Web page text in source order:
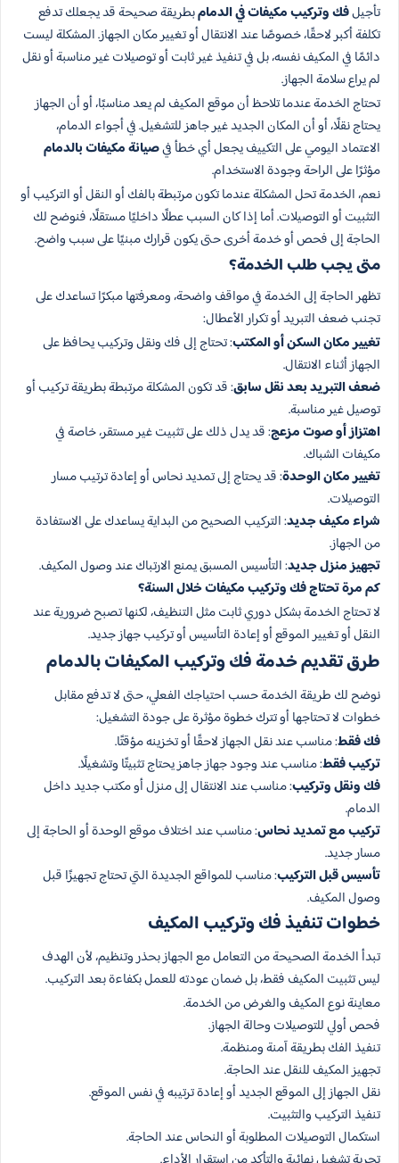
تأجيلفك وتركيب مكيفات في الدمامبطريقة صحيحة قد يجعلك تدفع
تكلفة أكبر لاحقًا، خصوصًا عند الانتقال أو تغيير مكان الجهاز. المشكلة ليست
دائمًا في المكيف نفسه، بل في تنفيذ غير ثابت أو توصيلات غير مناسبة أو نقل
لم يراع سلامة الجهاز.
تحتاج الخدمة عندما تلاحظ أن موقع المكيف لم يعد مناسبًا، أو أن الجهاز
يحتاج نقلًا، أو أن المكان الجديد غير جاهز للتشغيل. في أجواء الدمام،
الاعتماد اليومي على التكييف يجعل أي خطأ فيصيانة مكيفات بالدمام
مؤثرًا على الراحة وجودة الاستخدام.
نعم، الخدمة تحل المشكلة عندما تكون مرتبطة بالفك أو النقل أو التركيب أو
التثبيت أو التوصيلات. أما إذا كان السبب عطلًا داخليًا مستقلًا، فنوضح لك
الحاجة إلى فحص أو خدمة أخرى حتى يكون قرارك مبنيًا على سبب واضح.
متى يجب طلب الخدمة؟
تظهر الحاجة إلى الخدمة في مواقف واضحة، ومعرفتها مبكرًا تساعدك على
تجنب ضعف التبريد أو تكرار الأعطال:
تغيير مكان السكن أو المكتب: تحتاج إلى فك ونقل وتركيب يحافظ على
الجهاز أثناء الانتقال.
ضعف التبريد بعد نقل سابق: قد تكون المشكلة مرتبطة بطريقة تركيب أو
توصيل غير مناسبة.
اهتزاز أو صوت مزعج: قد يدل ذلك على تثبيت غير مستقر، خاصة في
مكيفات الشباك.
تغيير مكان الوحدة: قد يحتاج إلى تمديد نحاس أو إعادة ترتيب مسار
التوصيلات.
شراء مكيف جديد: التركيب الصحيح من البداية يساعدك على الاستفادة
من الجهاز.
تجهيز منزل جديد: التأسيس المسبق يمنع الارتباك عند وصول المكيف.
كم مرة تحتاج فك وتركيب مكيفات خلال السنة؟
لا تحتاج الخدمة بشكل دوري ثابت مثل التنظيف، لكنها تصبح ضرورية عند
النقل أو تغيير الموقع أو إعادة التأسيس أو تركيب جهاز جديد.
طرق تقديم خدمة فك وتركيب المكيفات بالدمام
نوضح لك طريقة الخدمة حسب احتياجك الفعلي، حتى لا تدفع مقابل
خطوات لا تحتاجها أو تترك خطوة مؤثرة على جودة التشغيل:
فك فقط: مناسب عند نقل الجهاز لاحقًا أو تخزينه مؤقتًا.
تركيب فقط: مناسب عند وجود جهاز جاهز يحتاج تثبيتًا وتشغيلًا.
فك ونقل وتركيب: مناسب عند الانتقال إلى منزل أو مكتب جديد داخل
الدمام.
تركيب مع تمديد نحاس: مناسب عند اختلاف موقع الوحدة أو الحاجة إلى
مسار جديد.
تأسيس قبل التركيب: مناسب للمواقع الجديدة التي تحتاج تجهيزًا قبل
وصول المكيف.
خطوات تنفيذ فك وتركيب المكيف
تبدأ الخدمة الصحيحة من التعامل مع الجهاز بحذر وتنظيم، لأن الهدف
ليس تثبيت المكيف فقط، بل ضمان عودته للعمل بكفاءة بعد التركيب.
معاينة نوع المكيف والغرض من الخدمة.
فحص أولي للتوصيلات وحالة الجهاز.
تنفيذ الفك بطريقة آمنة ومنظمة.
تجهيز المكيف للنقل عند الحاجة.
نقل الجهاز إلى الموقع الجديد أو إعادة ترتيبه في نفس الموقع.
تنفيذ التركيب والتثبيت.
استكمال التوصيلات المطلوبة أو النحاس عند الحاجة.